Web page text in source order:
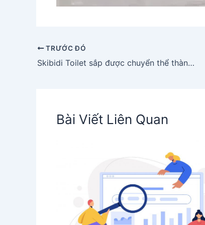
TRƯỚC ĐÓ
Skibidi Toilet sắp được chuyển thể thành phim gây sốt cộng đồng mạng
Bài Viết Liên Quan